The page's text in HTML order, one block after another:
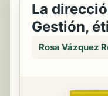
La
Gestión,
Rosa Vázquez